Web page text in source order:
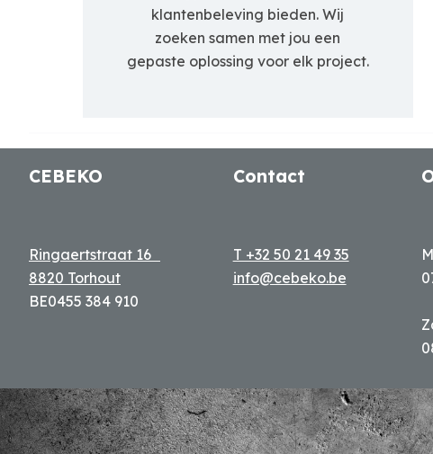
klantenbeleving bieden. Wij
zoeken samen met jou een
gepaste oplossing voor elk project.
CEBEKO
Ringaertstraat 16
8820 Torhout
BE0455 384 910
Contact
T +32 50 21 49 35
info@cebeko.be